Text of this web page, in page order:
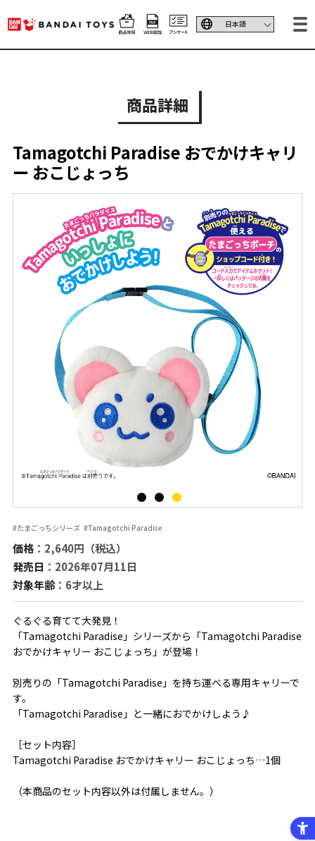
商品詳細
Tamagotchi Paradise おでかけキャリ
ー おこじょっち
#たまごっちシリーズ #Tamagotchi Paradise
価格：2,640円（税込）
発売日 ：2026年07月11日
対象年齢：6才以上
ぐるぐる育てて大発見！
「Tamagotchi Paradise」シリーズから「Tamagotchi Paradise
おでかけキャリー おこじょっち」が登場！
別売りの「Tamagotchi Paradise」を持ち運べる専用キャリーで
す。
「Tamagotchi Paradise」と一緒におでかけしよう♪
［セット内容］
Tamagotchi Paradise おでかけキャリー おこじょっち…1個
（本商品のセット内容以外は付属しません。）